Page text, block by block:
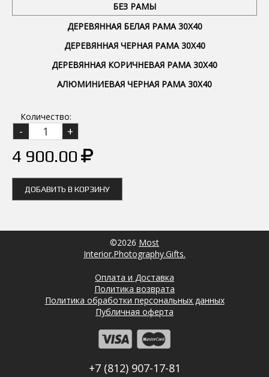
БЕЗ РАМЫ
ДЕРЕВЯННАЯ БЕЛАЯ РАМА 30Х40
ДЕРЕВЯННАЯ ЧЕРНАЯ РАМА 30Х40
ДЕРЕВЯННАЯ КОРИЧНЕВАЯ РАМА 30Х40
АЛЮМИНИЕВАЯ ЧЕРНАЯ РАМА 30Х40
Количество:
4 900.00
ДОБАВИТЬ В КОРЗИНУ
©2026 Most
Interior.Photography.Gifts.
Оплата и Доставка
Политика возврата
Политика обработки персональных данных
Публичная оферта
+7 (812) 907-17-81